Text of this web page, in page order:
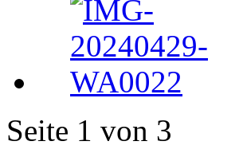
Seite 1 von 3